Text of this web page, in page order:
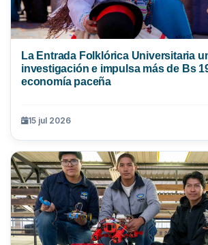
La Entrada Folklórica Universitaria
investigación e impulsa más de Bs
economía paceña
15 jul 2026